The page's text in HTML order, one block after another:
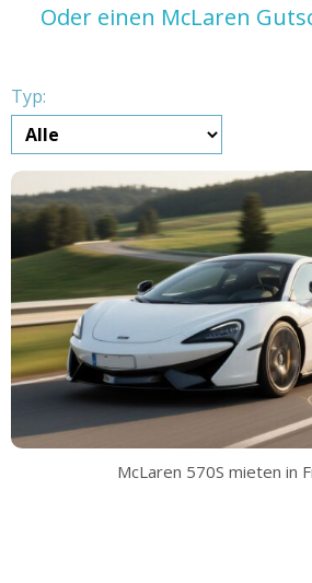
Oder einen McLaren
Typ:
McLaren 570S mieten in